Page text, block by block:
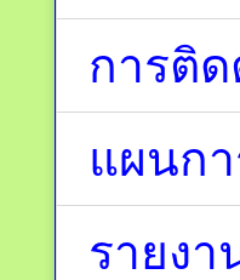
การติ
แผนก
รายงา